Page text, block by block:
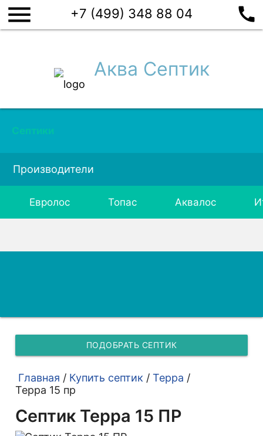
menu +7 (499) 348 88 04 call
Аква Септик
Септики
Производители
Евролос Топас Аквалос
ПОДОБРАТЬ СЕПТИК
Главная / Купить септик / Терра /
Терра 15 пр
Септик Терра 15 ПР